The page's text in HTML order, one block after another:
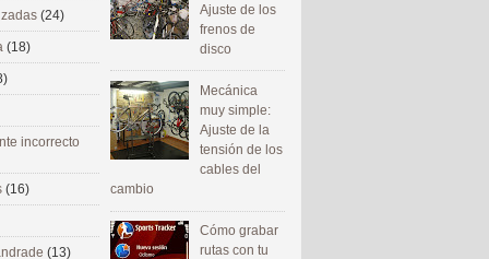
Ajuste de los
frenos de
disco
Mecánica
muy simple:
Ajuste de la
tensión de los
cables del
cambio
Cómo grabar
rutas con tu
(24)
(18)
incorrecto
(16)
(13)